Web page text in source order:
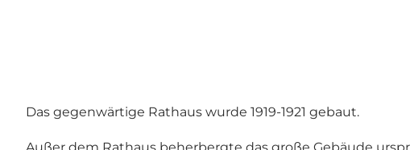
Das gegenwärtige Rathaus wurde 1919-1921 gebaut.